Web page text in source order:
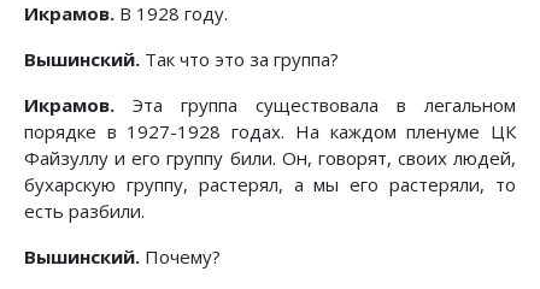
Икрамов. В 1928 году.
Вышинский. Так что это за группа?
Икрамов. Эта группа существовала в легальном
порядке в 1927-1928 годах. На каждом пленуме ЦК
Файзуллу и его группу били. Он, говорят, своих людей,
бухарскую группу, растерял, а мы его растеряли, то
есть разбили.
Вышинский. Почему?